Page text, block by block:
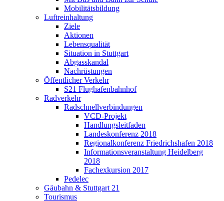
Mobilitätsbildung
Luftreinhaltung
Ziele
Aktionen
Lebensqualität
Situation in Stuttgart
Abgasskandal
Nachrüstungen
Öffentlicher Verkehr
S21 Flughafenbahnhof
Radverkehr
Radschnellverbindungen
VCD-Projekt
Handlungsleitfaden
Landeskonferenz 2018
Regionalkonferenz Friedrichshafen 2018
Informationsveranstaltung Heidelberg
2018
Fachexkursion 2017
Pedelec
Gäubahn & Stuttgart 21
Tourismus